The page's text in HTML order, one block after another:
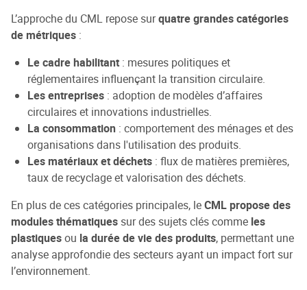
L’approche du CML repose surquatre grandes catégories
de métriques :
Le cadre habilitant : mesures politiques et
réglementaires influençant la transition circulaire.
Les entreprises : adoption de modèles d’affaires
circulaires et innovations industrielles.
La consommation : comportement des ménages et des
organisations dans l'utilisation des produits.
Les matériaux et déchets : flux de matières premières,
taux de recyclage et valorisation des déchets.
En plus de ces catégories principales, leCML propose des
modules thématiques sur des sujets clés comme les
plastiquesou la durée de vie des produits, permettant une
analyse approfondie des secteurs ayant un impact fort sur
l’environnement.